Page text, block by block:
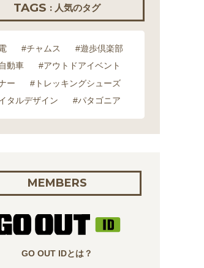
TAGS : 人気のタグ
#チャムス
#遊歩倶楽部
動車
#アウトドアイベント
ー
#トレッキングシューズ
タルデザイン
#パタゴニア
MEMBERS
GO OUT IDとは？